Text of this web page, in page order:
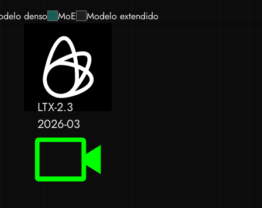
denso MoE Modelo extendido
LTX-2.3
2026-03